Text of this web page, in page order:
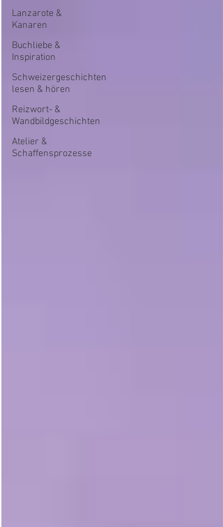
Lanzarote &
Kanaren
Buchliebe &
Inspiration
Schweizergeschichten
lesen & hören
Reizwort- &
Wandbildgeschichten
Atelier &
Schaffensprozesse